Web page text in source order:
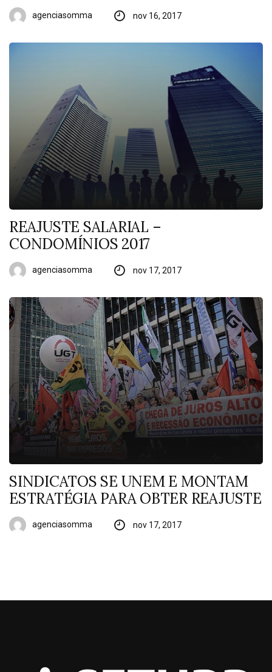
agenciasomma nov 16, 2017
REAJUSTE SALARIAL –
CONDOMÍNIOS 2017
agenciasomma nov 17, 2017
SINDICATOS SE UNEM E MONTAM
ESTRATÉGIA PARA OBTER REAJUSTE
agenciasomma nov 17, 2017